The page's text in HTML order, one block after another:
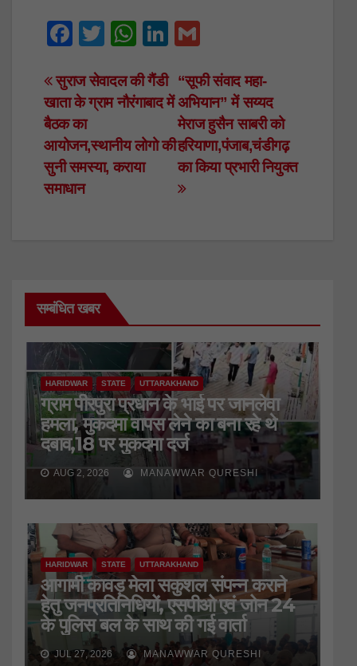
F
c
e
b
o
o
T
tt
er
W
at
s
A
p
Li
k
e
dI
n
ail
Post
navigation
“सूफी संवाद महा-
अभियान” में सय्यद
मेराज हुसैन साबरी को
हरियाणा,पंजाब,चंडीगढ़
का किया प्रभारी नियुक्त
सुराज सेवादल की गैंडी
खाता के ग्राम नौरंगाबाद में
बैठक का
आयोजन,स्थानीय लोगो की
सुनी समस्या, कराया
समाधान
सम्बंधित खबर
HARIDWAR STATE UTTARAKHAND
ग्राम पीरपुरा प्रधान के भाई पर जानलेवा
हमला, मुकदमा वापस लेने का बना रहे थे
दबाव,18 पर मुकदमा दर्ज
AUG 2, 2026 MANAWWAR QURESHI
HARIDWAR STATE UTTARAKHAND
आगामी कावड़ मेला सकुशल संपन्न कराने
हेतु जनप्रतिनिधियों, एसपीओ एवं जोन 24
के पुलिस बल के साथ की गई वार्ता
JUL 27, 2026 MANAWWAR QURESHI